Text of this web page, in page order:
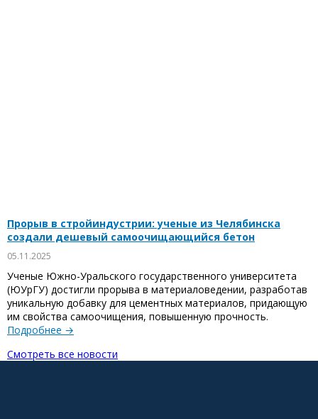
Прорыв в стройиндустрии: ученые из Челябинска
создали дешевый самоочищающийся бетон
05.11.2025
Ученые Южно-Уральского государственного университета
(ЮУрГУ) достигли прорыва в материаловедении, разработав
уникальную добавку для цементных материалов, придающую
им свойства самоочищения, повышенную прочность.
Подробнее →
Смотреть все новости